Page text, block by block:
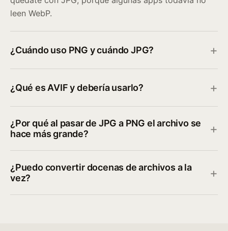
leen WebP.
¿Cuándo uso PNG y cuándo JPG?
¿Qué es AVIF y debería usarlo?
¿Por qué al pasar de JPG a PNG el archivo se
hace más grande?
¿Puedo convertir docenas de archivos a la
vez?